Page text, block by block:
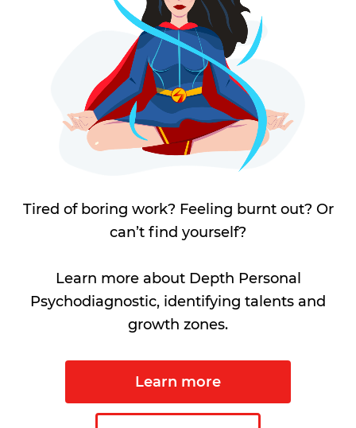
Tired of boring work? Feeling burnt out? Or
can’t find yourself?
Learn more about Depth Personal
Psychodiagnostic, identifying talents and
growth zones.
Learn more